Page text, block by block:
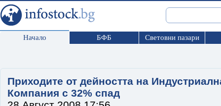
Начало БФБ Световни пазари
Приходите от дейността на
Компания с 32% спад